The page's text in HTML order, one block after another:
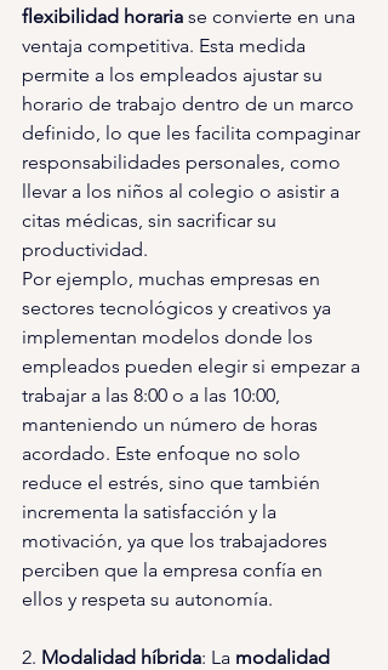
flexibilidad horaria se convierte en una
ventaja competitiva. Esta medida
permite a los empleados ajustar su
horario de trabajo dentro de un marco
definido, lo que les facilita compaginar
responsabilidades personales, como
llevar a los niños al colegio o asistir a
citas médicas, sin sacrificar su
productividad.
Por ejemplo, muchas empresas en
sectores tecnológicos y creativos ya
implementan modelos donde los
empleados pueden elegir si empezar a
trabajar a las 8:00 o a las 10:00,
manteniendo un número de horas
acordado. Este enfoque no solo
reduce el estrés, sino que también
incrementa la satisfacción y la
motivación, ya que los trabajadores
perciben que la empresa confía en
ellos y respeta su autonomía.
2. Modalidad híbrida: La modalidad